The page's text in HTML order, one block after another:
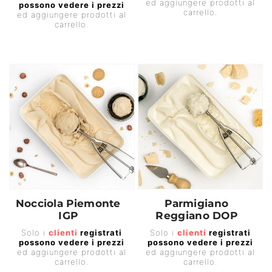
dipossono vedere i prezzi
ed aggiungere prodotti al
carrello.
ed aggiungere prodotti al
carrello.
Nocciola Piemonte
IGP
Prezzo
di
Solo iclienti registrati
possono vedere i prezzi
ed aggiungere prodotti al
carrello.
Parmigiano
Reggiano DOP
Prezzo
di
Solo i clienti registrati
possono vedere i prezzi
ed aggiungere prodotti al
carrello.